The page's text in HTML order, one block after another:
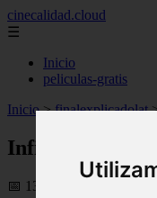
cinecalidad.cloud
☰
Inicio
peliculas-gratis
Inicio > finalexplicadolat
Infierno Verde
📅 13/02/2026